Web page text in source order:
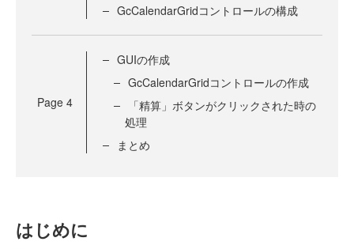
GcCalendarGridコントロールの構成
Page 4
GUIの作成
GcCalendarGridコントロールの作成
「精算」ボタンがクリックされた時の
処理
まとめ
はじめに